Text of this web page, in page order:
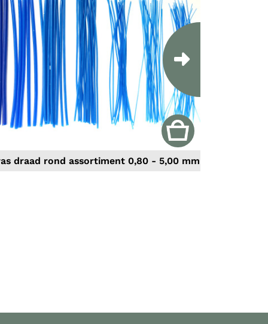
draad rond assortiment 0,80 - 5,00 mm
Next